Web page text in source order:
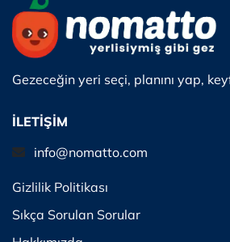
Gezeceğin yeri seçi, planını yap,
İLETİŞİM
info@nomatto.com
Gizlilik Politikası
Sıkça Sorulan Sorular